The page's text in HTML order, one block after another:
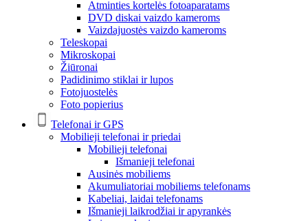
Atminties kortelės fotoaparatams
DVD diskai vaizdo kameroms
Vaizdajuostės vaizdo kameroms
Teleskopai
Mikroskopai
Žiūronai
Padidinimo stiklai ir lupos
Fotojuostelės
Foto popierius
Telefonai ir GPS
Mobilieji telefonai ir priedai
Mobilieji telefonai
Išmanieji telefonai
Ausinės mobiliems
Akumuliatoriai mobiliems telefonams
Kabeliai, laidai telefonams
Išmanieji laikrodžiai ir apyrankės